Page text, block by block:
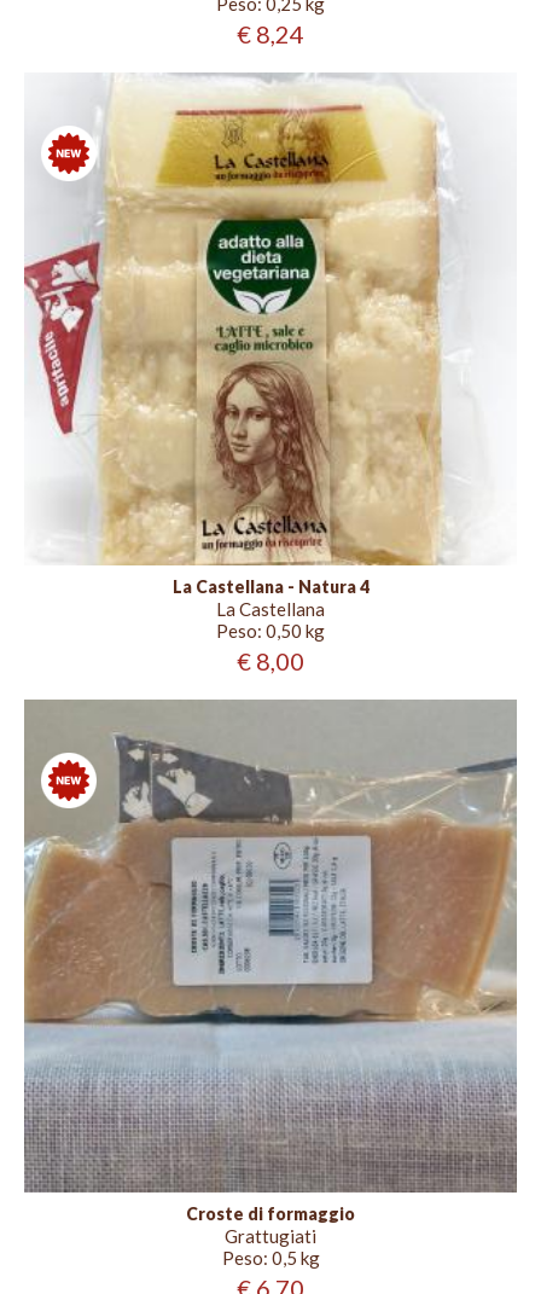
€ 8,24
Nuovo
La Castellana - Natura 4
La Castellana
Peso: 0,50 kg
€ 8,00
Nuovo
Croste di formaggio
Grattugiati
Peso: 0,5 kg
€ 6,70